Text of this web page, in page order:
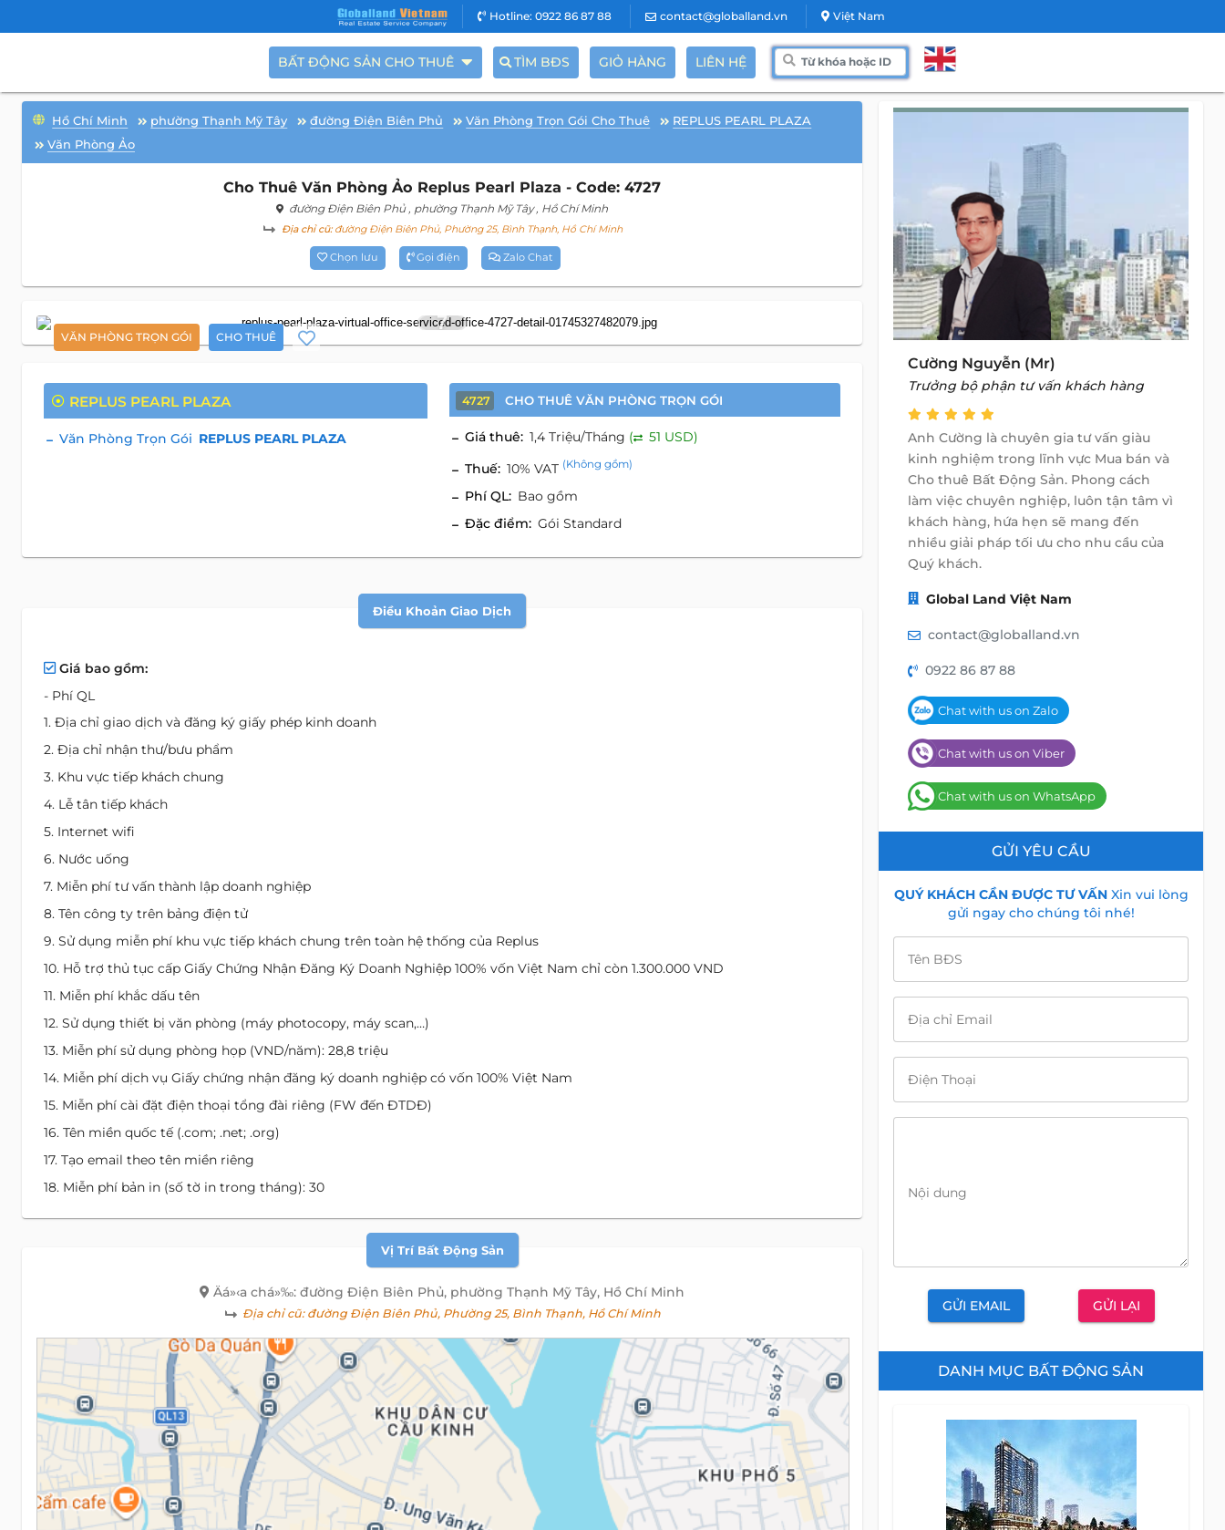
Hotline: 0922 86 87 88 contact@globalland.vn Việt Nam
BẤT ĐỘNG SẢN CHO THUÊ TÌM BĐS GIỎ HÀNG LIÊN HỆ
Hồ Chí Minh phường Thạnh Mỹ Tây đường Điện Biên Phủ Văn Phòng Trọn Gói Cho Thuê
REPLUS PEARL PLAZA
Văn Phòng Ảo
Cho Thuê Văn Phòng Ảo Replus Pearl Plaza - Code: 4727
đường Điện Biên Phủ , phường Thạnh Mỹ Tây , Hồ Chí Minh
Địa chỉ cũ:đường Điện Biên Phủ, Phường 25, Bình Thạnh, Hồ Chí Minh
Chọn lưu Gọi điện Zalo Chat
VĂN PHÒNG TRỌN GÓI CHO THUÊ
7
REPLUS PEARL PLAZA
Văn Phòng Trọn Gói REPLUS PEARL PLAZA
4727 CHO THUÊ VĂN PHÒNG TRỌN GÓI
Giá thuê: 1,4 Triệu/Tháng (
51 USD)
Thuế: 10% VAT (Không gồm)
Phí QL: Bao gồm
Đặc điểm: Gói Standard
Điều Khoản Giao Dịch
Giá bao gồm:
- Phí QL
1. Địa chỉ giao dịch và đăng ký giấy phép kinh doanh
2. Địa chỉ nhận thư/bưu phẩm
3. Khu vực tiếp khách chung
4. Lễ tân tiếp khách
5. Internet wifi
6. Nước uống
7. Miễn phí tư vấn thành lập doanh nghiệp
8. Tên công ty trên bảng điện tử
9. Sử dụng miễn phí khu vực tiếp khách chung trên toàn hệ thống của Replus
10. Hỗ trợ thủ tục cấp Giấy Chứng Nhận Đăng Ký Doanh Nghiệp 100% vốn Việt Nam chỉ còn 1.300.000 VND
11. Miễn phí khắc dấu tên
12. Sử dụng thiết bị văn phòng (máy photocopy, máy scan,…)
13. Miễn phí sử dụng phòng họp (VND/năm): 28,8 triệu
14. Miễn phí dịch vụ Giấy chứng nhận đăng ký doanh nghiệp có vốn 100% Việt Nam
15. Miễn phí cài đặt điện thoại tổng đài riêng (FW đến ĐTDĐ)
16. Tên miền quốc tế (.com; .net; .org)
17. Tạo email theo tên miền riêng
18. Miễn phí bản in (số tờ in trong tháng): 30
Vị Trí Bất Động Sản
Äá»‹a chá»‰: đường Điện Biên Phủ, phường Thạnh Mỹ Tây, Hồ Chí Minh
Địa chỉ cũ:đường Điện Biên Phủ, Phường 25, Bình Thạnh, Hồ Chí Minh
Cường Nguyễn (Mr)
Trưởng bộ phận tư vấn khách hàng
Anh Cường là chuyên gia tư vấn giàu
kinh nghiệm trong lĩnh vực Mua bán và
Cho thuê Bất Động Sản. Phong cách
làm việc chuyên nghiệp, luôn tận tâm vì
khách hàng, hứa hẹn sẽ mang đến
nhiều giải pháp tối ưu cho nhu cầu của
Quý khách.
Global Land Việt Nam
contact@globalland.vn
0922 86 87 88
Chat with us on Zalo
Chat with us on Viber
Chat with us on WhatsApp
GỬI YÊU CẦU
QUÝ KHÁCH CẦN ĐƯỢC TƯ VẤNXin vui lòng
gửi ngay cho chúng tôi nhé!
Tên BĐS
Địa chỉ Email
Điện Thoại
Nội dung
GỬI EMAIL GỬI LẠI
DANH MỤC BẤT ĐỘNG SẢN